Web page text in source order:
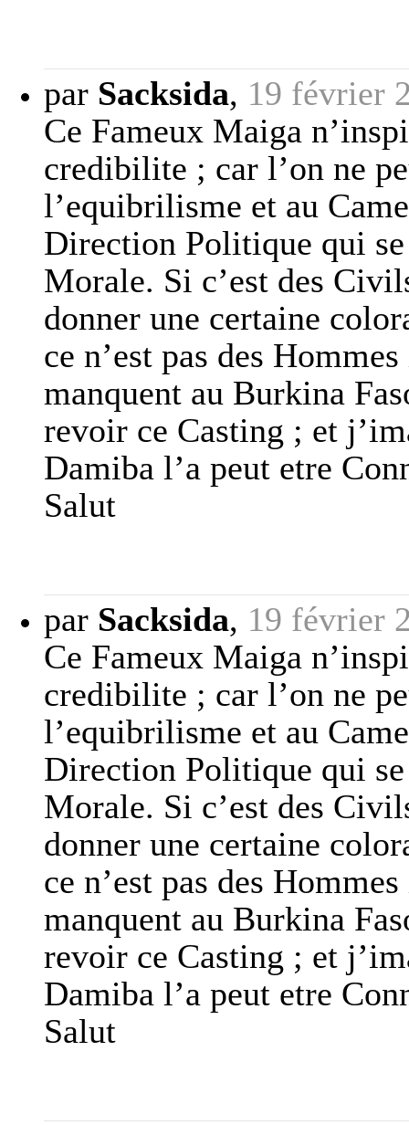
par Sacksida, 19 février
Ce Fameux Maiga
credibilite ; car l’on ne
l’equibrilisme et au
Direction Politique qui
Morale. Si c’est des
donner une certaine
ce n’est pas des
manquent au Burkina
revoir ce Casting ; et
Damiba l’a peut etre
Salut
par Sacksida, 19 février
Ce Fameux Maiga
credibilite ; car l’on ne
l’equibrilisme et au
Direction Politique qui
Morale. Si c’est des
donner une certaine
ce n’est pas des
manquent au Burkina
revoir ce Casting ; et
Damiba l’a peut etre
Salut